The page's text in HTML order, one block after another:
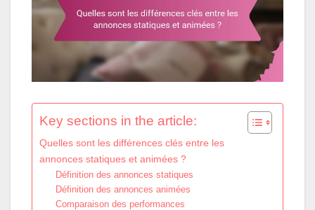
Key sections in the article:
Quelles sont les différences clés entre les
annonces statiques et animées ?
Définition des annonces statiques
Définition des annonces animées
Comparaison des performances